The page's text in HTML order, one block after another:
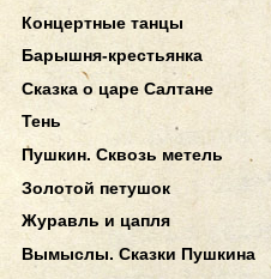
Концертные танцы
Барышня-крестьянка
Сказка о царе Салтане
Тень
Пушкин. Сквозь метель
Золотой петушок
Журавль и цапля
Вымыслы. Сказки Пушкина